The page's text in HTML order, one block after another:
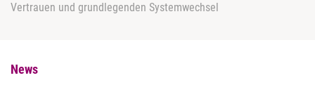
Vertrauen und grundlegenden Systemwechsel
News